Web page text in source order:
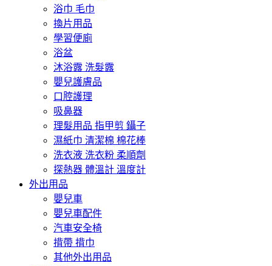
浴巾 毛巾
換片用品
學習便廁
浴盆
沐浴露 洗髮露
嬰兒護膚品
口腔護理
吸鼻器
理髮用品 指甲剪 鑷子
濕紙巾 清潔棉 棉花棒
洗衣液 洗衣粉 柔順劑
探熱器 體溫計 溫度計
外出用品
嬰兒車
嬰兒車配件
汽車安全椅
揹帶 揹巾
其他外出用品